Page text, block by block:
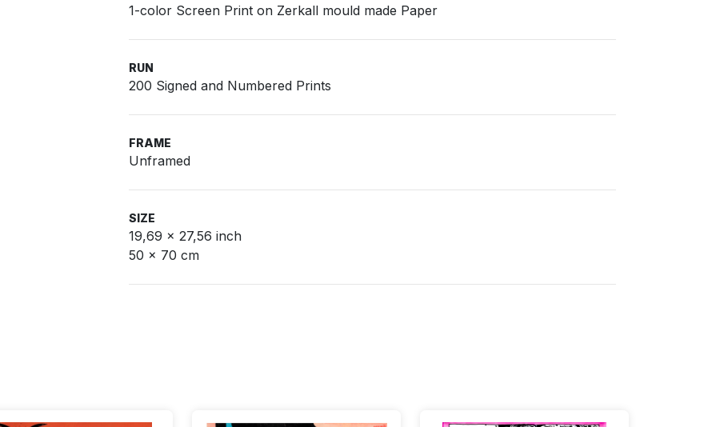
1-color Screen Print on Zerkall mould made Paper
RUN
200 Signed and Numbered Prints
FRAME
Unframed
SIZE
19,69 x 27,56 inch
50 x 70 cm